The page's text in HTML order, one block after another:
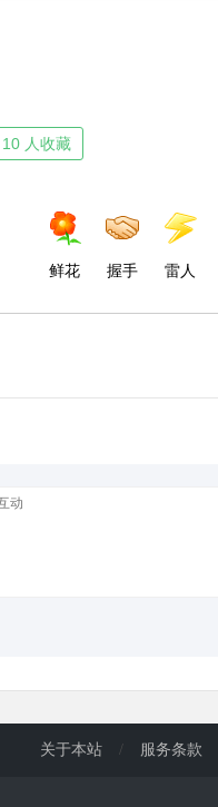
10 人收藏
鲜花 握手 雷人
关于本站 / 服务条款